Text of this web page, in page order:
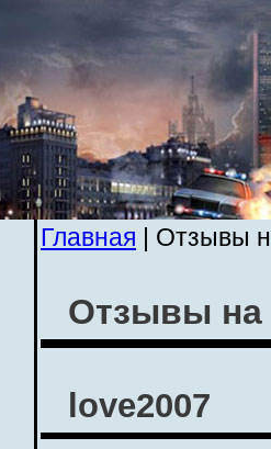
Главная | Отзывы
Отзывы
love2007